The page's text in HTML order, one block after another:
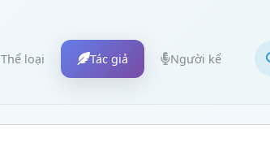
Thể loại Tác giả Người kể